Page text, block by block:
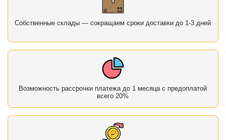
Собственные склады — сокращаем сроки доставки до 1-3 дней
Возможность рассрочки платежа до 1 месяца с предоплатой
всего 20%